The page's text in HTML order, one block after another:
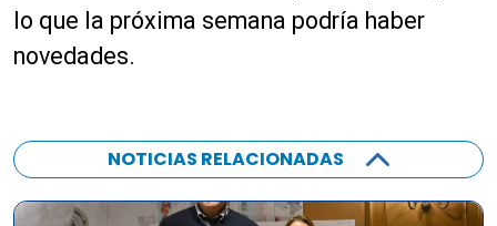
lo que la próxima semana podría haber
novedades.
NOTICIAS RELACIONADAS